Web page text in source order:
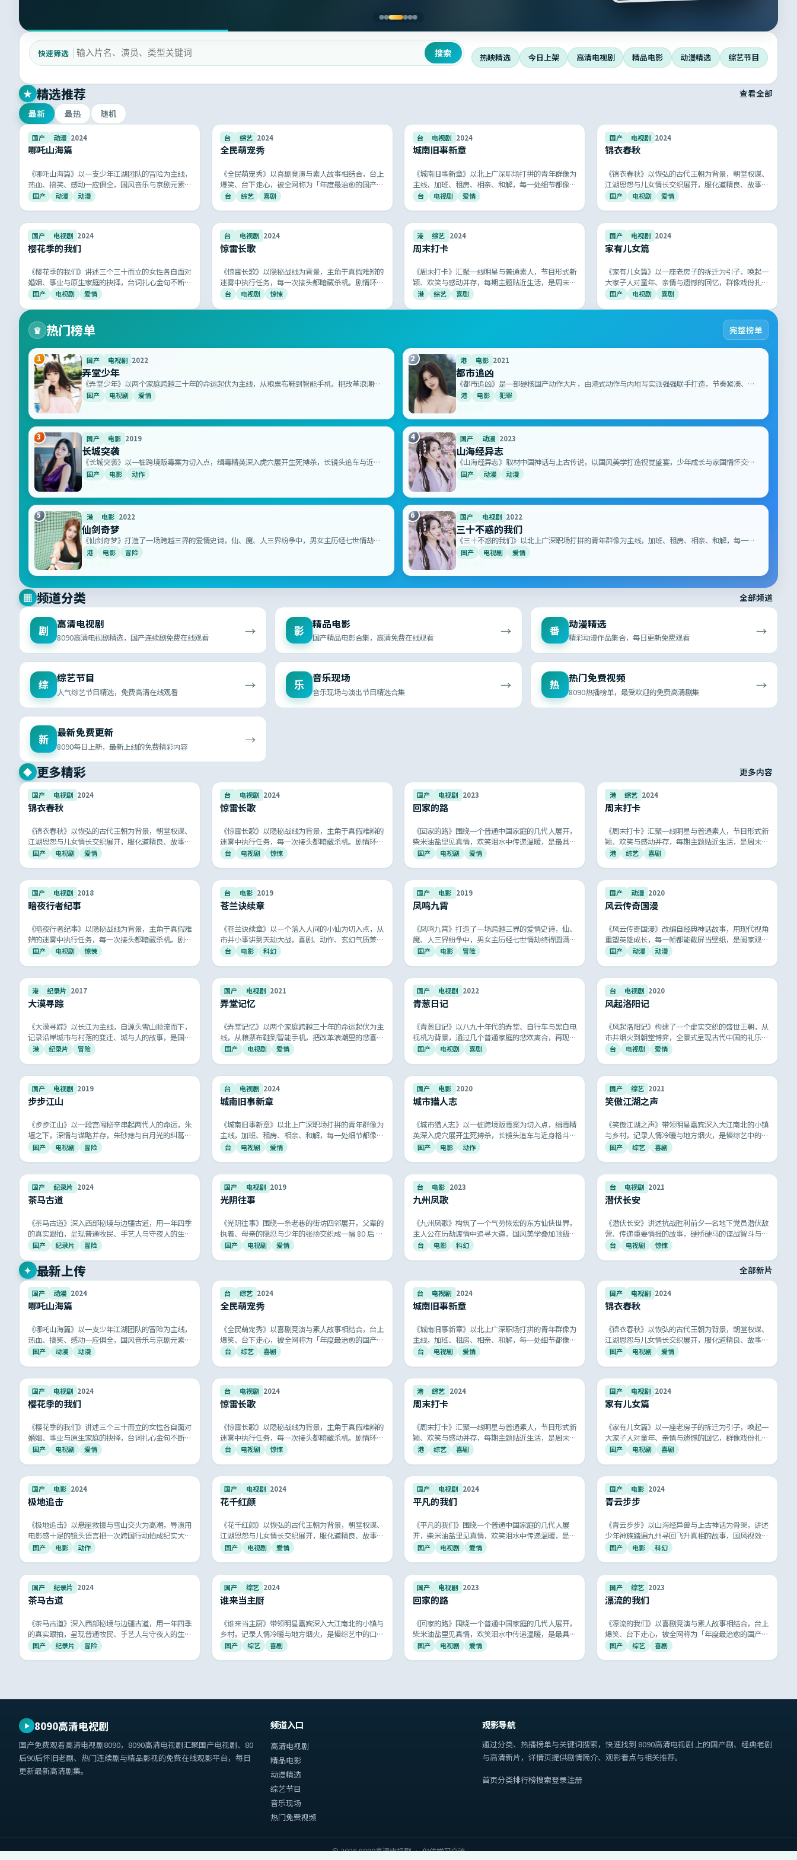
快速筛选 搜索 热映精选 今日上架 高清电视剧 精品电影 动漫精选 综艺节目
★ 精选推荐
查看全部
最新
最热 随机
国产 动漫 2024
哪吒山海篇
《哪吒山海篇》以一支少年江湖团队的冒险为主线，
热血、搞笑、感动一应俱全，国风音乐与京剧元素的
运用让人耳目一新。
国产 动漫 动漫
台 综艺 2024
全民萌宠秀
《全民萌宠秀》以喜剧竞演与素人故事相结合，台上
爆笑、台下走心，被全网称为「年度最治愈的国产综
艺」。
台 综艺 喜剧
台 电视剧 2024
城南旧事新章
《城南旧事新章》以北上广深职场打拼的青年群像为
主线，加班、租房、相亲、和解，每一处细节都像在
拍你我的日常，被网友称为「最像生活的国产剧」。
台 电视剧 爱情
国产 电视剧 2024
锦衣春秋
《锦衣春秋》以恢弘的古代王朝为背景，朝堂权谋、
江湖恩怨与儿女情长交织展开，服化道精良、故事跌
宕起伏，再现古典中国的厚重与浪漫。
国产 电视剧 爱情
国产 电视剧 2024
樱花季的我们
《樱花季的我们》讲述三个三十而立的女性各自面对
婚姻、事业与原生家庭的抉择，台词扎心金句不断，
情绪与思考并存，国产女性话题剧的代表作之一。
国产 电视剧 爱情
台 电视剧 2024
惊雷长歌
《惊雷长歌》以隐秘战线为背景，主角于真假难辨的
迷雾中执行任务，每一次接头都暗藏杀机，剧情环环
相扣，悬念层层递进，再现共和国谍战岁月的紧张与
荣光。
台 电视剧 惊悚
港 综艺 2024
周末打卡
《周末打卡》汇聚一线明星与普通素人，节目形式新
颖、欢笑与感动并存，每期主题贴近生活，是周末家
庭休闲的优质综艺选择。
港 综艺 喜剧
国产 电视剧 2024
家有儿女篇
《家有儿女篇》以一座老房子的拆迁为引子，唤起一
大家子人对童年、亲情与遗憾的回忆，群像戏份扎
实，每个角色都像是身边的亲戚，真实得让人想哭。
国产 电视剧 喜剧
♛ 热门榜单 完整榜单
1 国产 电视剧 2022
弄堂少年
《弄堂少年》以两个家庭跨越三十年的命运起伏为主线，从粮票布鞋到智能手机，把改革浪潮里
的悲喜冷暖娓娓道来，是国产年代剧中难得的高分诚意之作。
国产 电视剧 爱情
2 港 电影 2021
都市追凶
《都市追凶》是一部硬核国产动作大片，由港式动作与内地写实派强强联手打造，节奏紧凑、场
面火爆，正邪对决惊心动魄，呈现国产动作类型片的最新高度。
港 电影 犯罪
3 国产 电影 2019
长城突袭
《长城突袭》以一桩跨境贩毒案为切入点，缉毒精英深入虎穴展开生死搏杀，长镜头追车与近身
格斗段落看得人手心冒汗，是新一代国产警匪片的标杆之作。
国产 电影 动作
4 国产 动漫 2023
山海经异志
《山海经异志》取材中国神话与上古传说，以国风美学打造视觉盛宴，少年成长与家国情怀交
织，被誉为国产动漫的诚意之作，让 80 后 90 后看到童年再次发光。
国产 动漫 动漫
5 港 电影 2022
仙剑奇梦
《仙剑奇梦》打造了一场跨越三界的爱情史诗，仙、魔、人三界纷争中，男女主历经七世情劫终
得圆满，唯美画面与悲壮配乐令人记忆深刻。
港 电影 冒险
6 国产 电视剧 2022
三十不惑的我们
《三十不惑的我们》以北上广深职场打拼的青年群像为主线，加班、租房、相亲、和解，每一处
细节都像在拍你我的日常，被网友称为「最像生活的国产剧」。
国产 电视剧 爱情
▦ 频道分类 全部频道
剧 高清电视剧
8090高清电视剧精选，国产连续剧免费在线观看 → 影 精品电影
国产精品电影合集，高清免费在线观看 → 番 动漫精选
精彩动漫作品集合，每日更新免费观看 →
综 综艺节目
人气综艺节目精选，免费高清在线观看 → 乐 音乐现场
音乐现场与演出节目精选合集 → 热 热门免费视频
8090热播榜单，最受欢迎的免费高清剧集 →
新 最新免费更新
8090每日上新，最新上线的免费精彩内容 →
◆ 更多精彩 更多内容
国产 电视剧 2024
锦衣春秋
《锦衣春秋》以恢弘的古代王朝为背景，朝堂权谋、
江湖恩怨与儿女情长交织展开，服化道精良、故事跌
宕起伏，再现古典中国的厚重与浪漫。
国产 电视剧 爱情
台 电视剧 2024
惊雷长歌
《惊雷长歌》以隐秘战线为背景，主角于真假难辨的
迷雾中执行任务，每一次接头都暗藏杀机，剧情环环
相扣，悬念层层递进，再现共和国谍战岁月的紧张与
荣光。
台 电视剧 惊悚
国产 电视剧 2023
回家的路
《回家的路》围绕一个普通中国家庭的几代人展开，
柴米油盐里见真情，欢笑泪水中传递温暖，是最具共
鸣的国产家庭伦理剧，让人看完会想给爸妈打个电
话。
国产 电视剧 爱情
港 综艺 2024
周末打卡
《周末打卡》汇聚一线明星与普通素人，节目形式新
颖、欢笑与感动并存，每期主题贴近生活，是周末家
庭休闲的优质综艺选择。
港 综艺 喜剧
国产 电视剧 2018
暗夜行者纪事
《暗夜行者纪事》以隐秘战线为背景，主角于真假难
辨的迷雾中执行任务，每一次接头都暗藏杀机，剧情
环环相扣，悬念层层递进，再现共和国谍战岁月的紧
张与荣光。
国产 电视剧 惊悚
台 电影 2019
苍兰诀续章
《苍兰诀续章》以一个落入人间的小仙为切入点，从
市井小事讲到天劫大战，喜剧、动作、玄幻气质兼
具，被誉为国漫审美迁移到真人电影的杰作。
台 电影 科幻
国产 电影 2019
凤鸣九霄
《凤鸣九霄》打造了一场跨越三界的爱情史诗，仙、
魔、人三界纷争中，男女主历经七世情劫终得圆满，
唯美画面与悲壮配乐令人记忆深刻。
国产 电影 冒险
国产 动漫 2020
风云传奇国漫
《风云传奇国漫》改编自经典神话故事，用现代视角
重塑英雄成长，每一帧都能截屏当壁纸，是阖家观看
的国产高分动漫。
国产 动漫 动漫
港 纪录片 2017
大漠寻踪
《大漠寻踪》以长江为主线，自源头雪山顺流而下，
记录沿岸城市与村落的变迁、城与人的故事，是国产
人文纪录片的标杆作品。
港 纪录片 冒险
国产 电视剧 2021
弄堂记忆
《弄堂记忆》以两个家庭跨越三十年的命运起伏为主
线，从粮票布鞋到智能手机，把改革浪潮里的悲喜冷
暖娓娓道来，是国产年代剧中难得的高分诚意之作。
国产 电视剧 爱情
国产 电视剧 2022
青葱日记
《青葱日记》以八九十年代的弄堂、自行车与黑白电
视机为背景，通过几个普通家庭的悲欢离合，再现改
革开放初期一代人的奋斗、梦想与温情，质朴的笑泪
唤起 80 后 90 后共同的青春记忆。
国产 电视剧 喜剧
台 电视剧 2020
风起洛阳记
《风起洛阳记》构建了一个虚实交织的盛世王朝，从
市井烟火到朝堂博弈，全景式呈现古代中国的礼乐风
华，画面唯美，意境深远。
台 电视剧 爱情
国产 电视剧 2019
步步江山
《步步江山》以一段宫闱秘辛串起两代人的命运，朱
墙之下，深情与谋略并存，朱砂痣与白月光的纠葛令
人唏嘘不已。
国产 电视剧 冒险
台 电视剧 2024
城南旧事新章
《城南旧事新章》以北上广深职场打拼的青年群像为
主线，加班、租房、相亲、和解，每一处细节都像在
拍你我的日常，被网友称为「最像生活的国产剧」。
台 电视剧 爱情
国产 电影 2020
城市猎人志
《城市猎人志》以一桩跨境贩毒案为切入点，缉毒精
英深入虎穴展开生死搏杀，长镜头追车与近身格斗段
落看得人手心冒汗，是新一代国产警匪片的标杆之
作。
国产 电影 动作
国产 综艺 2021
笑傲江湖之声
《笑傲江湖之声》带领明星嘉宾深入大江南北的小镇
与乡村，记录人情冷暖与地方烟火，是慢综艺中的口
碑爆款。
国产 综艺 喜剧
国产 纪录片 2024
茶马古道
《茶马古道》深入西部秘境与边疆古道，用一年四季
的真实跟拍，呈现普通牧民、手艺人与守夜人的生活
片段，安静而动人。
国产 纪录片 冒险
国产 电视剧 2019
光阴往事
《光阴往事》围绕一条老巷的街坊四邻展开，父辈的
执着、母亲的隐忍与少年的张扬交织成一幅 80 后 90
后专属的成长画卷，温情、幽默与遗憾共生。
国产 电视剧 爱情
台 电影 2023
九州凤歌
《九州凤歌》构筑了一个气势恢宏的东方仙侠世界，
主人公在历劫渡情中追寻大道，国风美学叠加顶级特
效，剑舞云霄、神话再生，给观众一次极致的视觉与
情感体验。
台 电影 科幻
台 电视剧 2021
潜伏长安
《潜伏长安》讲述抗战胜利前夕一名地下党员潜伏敌
营、传递重要情报的故事，硬桥硬马的谍战智斗与铁
骨柔情的家国大爱并存，节奏紧凑令人窒息。
台 电视剧 惊悚
✦ 最新上传 全部新片
国产 动漫 2024
哪吒山海篇
《哪吒山海篇》以一支少年江湖团队的冒险为主线，
热血、搞笑、感动一应俱全，国风音乐与京剧元素的
运用让人耳目一新。
国产 动漫 动漫
台 综艺 2024
全民萌宠秀
《全民萌宠秀》以喜剧竞演与素人故事相结合，台上
爆笑、台下走心，被全网称为「年度最治愈的国产综
艺」。
台 综艺 喜剧
台 电视剧 2024
城南旧事新章
《城南旧事新章》以北上广深职场打拼的青年群像为
主线，加班、租房、相亲、和解，每一处细节都像在
拍你我的日常，被网友称为「最像生活的国产剧」。
台 电视剧 爱情
国产 电视剧 2024
锦衣春秋
《锦衣春秋》以恢弘的古代王朝为背景，朝堂权谋、
江湖恩怨与儿女情长交织展开，服化道精良、故事跌
宕起伏，再现古典中国的厚重与浪漫。
国产 电视剧 爱情
国产 电视剧 2024
樱花季的我们
《樱花季的我们》讲述三个三十而立的女性各自面对
婚姻、事业与原生家庭的抉择，台词扎心金句不断，
情绪与思考并存，国产女性话题剧的代表作之一。
国产 电视剧 爱情
台 电视剧 2024
惊雷长歌
《惊雷长歌》以隐秘战线为背景，主角于真假难辨的
迷雾中执行任务，每一次接头都暗藏杀机，剧情环环
相扣，悬念层层递进，再现共和国谍战岁月的紧张与
荣光。
台 电视剧 惊悚
港 综艺 2024
周末打卡
《周末打卡》汇聚一线明星与普通素人，节目形式新
颖、欢笑与感动并存，每期主题贴近生活，是周末家
庭休闲的优质综艺选择。
港 综艺 喜剧
国产 电视剧 2024
家有儿女篇
《家有儿女篇》以一座老房子的拆迁为引子，唤起一
大家子人对童年、亲情与遗憾的回忆，群像戏份扎
实，每个角色都像是身边的亲戚，真实得让人想哭。
国产 电视剧 喜剧
国产 电影 2024
极地追击
《极地追击》以悬崖救援与雪山交火为高潮，导演用
电影感十足的镜头语言把一次跨国行动拍成纪实大
片，配乐与音效令人热血沸腾。
国产 电影 动作
国产 电视剧 2024
花千红颜
《花千红颜》以恢弘的古代王朝为背景，朝堂权谋、
江湖恩怨与儿女情长交织展开，服化道精良、故事跌
宕起伏，再现古典中国的厚重与浪漫。
国产 电视剧 爱情
国产 电视剧 2024
平凡的我们
《平凡的我们》围绕一个普通中国家庭的几代人展
开，柴米油盐里见真情，欢笑泪水中传递温暖，是最
具共鸣的国产家庭伦理剧，让人看完会想给爸妈打个
电话。
国产 电视剧 爱情
国产 电影 2024
青云步步
《青云步步》以山海经异兽与上古神话为骨架，讲述
少年神族踏遍九州寻回飞升真相的故事，国风视效震
撼，是国产玄幻电影的高水准代表作。
国产 电影 科幻
国产 纪录片 2024
茶马古道
《茶马古道》深入西部秘境与边疆古道，用一年四季
的真实跟拍，呈现普通牧民、手艺人与守夜人的生活
片段，安静而动人。
国产 纪录片 冒险
国产 综艺 2024
谁来当主厨
《谁来当主厨》带领明星嘉宾深入大江南北的小镇与
乡村，记录人情冷暖与地方烟火，是慢综艺中的口碑
爆款。
国产 综艺 喜剧
国产 电视剧 2023
回家的路
《回家的路》围绕一个普通中国家庭的几代人展开，
柴米油盐里见真情，欢笑泪水中传递温暖，是最具共
鸣的国产家庭伦理剧，让人看完会想给爸妈打个电
话。
国产 电视剧 爱情
国产 综艺 2023
漂流的我们
《漂流的我们》以喜剧竞演与素人故事相结合，台上
爆笑、台下走心，被全网称为「年度最治愈的国产综
艺」。
国产 综艺 喜剧
8090高清电视剧
国产免费观看高清电视剧8090， 8090高清电视剧汇聚国产电视剧、80
后90后怀旧老剧、热门连续剧与精品影视的免费在线观影平台，每日
更新最新高清剧集。
频道入口
高清电视剧
精品电影
动漫精选
综艺节目
音乐现场
热门免费视频
观影导航
通过分类、热播榜单与关键词搜索，快速找到 8090高清电视剧 上的国产剧、经典老剧
与高清新片，详情页提供剧情简介、观影看点与相关推荐。
首页分类排行榜搜索登录注册
©20268090高清电视剧· 仅供学习交流